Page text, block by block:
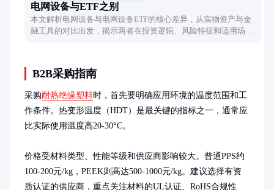
电网设备与ETF之别
本文解析电网设备与电网设备ETF的核心差异，从实物资产与金
融工具的对比出发，揭示两者在投资逻辑、风险特征和适用场景
B2B采购指南
采购耐热绝缘塑料时，首先要明确应用环境的温度范围和工
作条件。热变形温度（HDT）是最关键的指标之一，通常应
比实际使用温度高20-30°C。
价格受材料类型、性能等级和供应商影响较大。普通PPS约
100-200元/kg，PEEK则高达500-1000元/kg。建议选择有资
质认证的供应商，重点关注材料的UL认证、RoHS合规性